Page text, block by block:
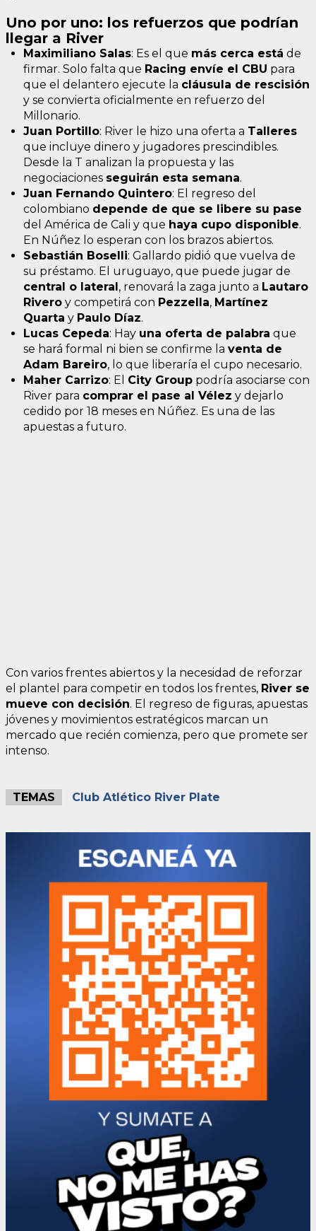
Uno por uno: los refuerzos que podrían
llegar a River
Maximiliano Salas: Es el que más cerca está de
firmar. Solo falta que Racing envíe el CBU para
que el delantero ejecute la cláusula de rescisión
y se convierta oficialmente en refuerzo del
Millonario.
Juan Portillo: River le hizo una oferta a Talleres
que incluye dinero y jugadores prescindibles.
Desde la T analizan la propuesta y las
negociaciones seguirán esta semana.
Juan Fernando Quintero: El regreso del
colombiano depende de que se libere su pase
del América de Cali y que haya cupo disponible.
En Núñez lo esperan con los brazos abiertos.
Sebastián Boselli: Gallardo pidió que vuelva de
su préstamo. El uruguayo, que puede jugar de
central o lateral, renovará la zaga junto a Lautaro
Rivero y competirá con Pezzella, Martínez
Quarta y Paulo Díaz.
Lucas Cepeda: Hay una oferta de palabra que
se hará formal ni bien se confirme la venta de
Adam Bareiro, lo que liberaría el cupo necesario.
Maher Carrizo: El City Group podría asociarse con
River para comprar el pase al Vélez y dejarlo
cedido por 18 meses en Núñez. Es una de las
apuestas a futuro.
Con varios frentes abiertos y la necesidad de reforzar
el plantel para competir en todos los frentes, River se
mueve con decisión. El regreso de figuras, apuestas
jóvenes y movimientos estratégicos marcan un
mercado que recién comienza, pero que promete ser
intenso.
TEMAS Club Atlético River Plate